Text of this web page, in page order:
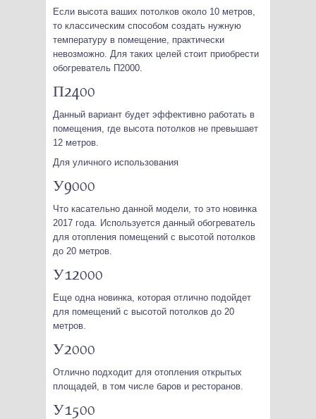
Если высота ваших потолков около 10 метров,
то классическим способом создать нужную
температуру в помещение, практически
невозможно. Для таких целей стоит приобрести
обогреватель П2000.
П2400
Данный вариант будет эффективно работать в
помещения, где высота потолков не превышает
12 метров.
Для уличного использования
У9000
Что касательно данной модели, то это новинка
2017 года. Используется данный обогреватель
для отопления помещений с высотой потолков
до 20 метров.
У12000
Еще одна новинка, которая отлично подойдет
для помещений с высотой потолков до 20
метров.
У2000
Отлично подходит для отопления открытых
площадей, в том числе баров и ресторанов.
У1500